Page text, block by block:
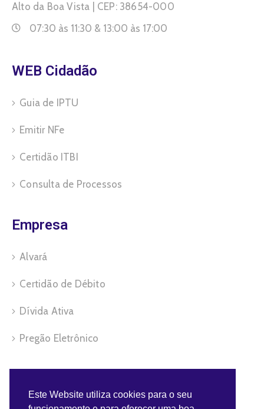
Alto da Boa Vista | CEP: 38654-000
07:30 às 11:30 & 13:00 às 17:00
WEB Cidadão
Guia de IPTU
Emitir NFe
Certidão ITBI
Consulta de Processos
Empresa
Alvará
Certidão de Débito
Dívida Ativa
Pregão Eletrônico
Este Website utiliza cookies para o seu